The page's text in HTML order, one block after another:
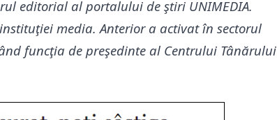
editorial al portalului de ştiri UNIMEDIA.
media. Anterior a activat în sectorul
funcţia de preşedinte al Centrului Tânărului